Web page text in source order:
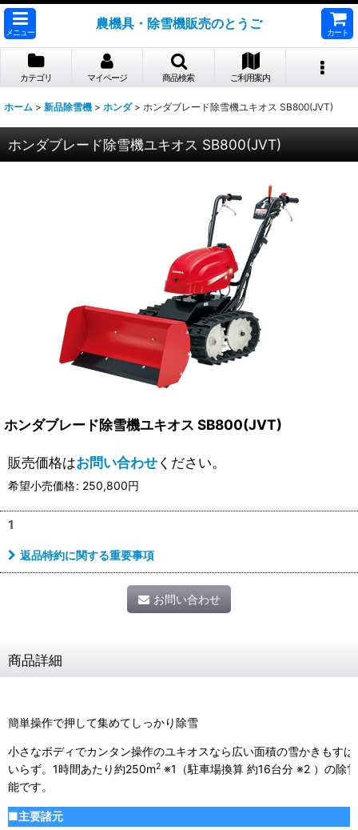
メニュー
農機具・除雪機販売のとうご
カート
カテゴリ マイページ 商品検索 ご利用案内
ホーム > 新品除雪機 > ホンダ > ホンダブレード除雪機ユキオス SB800(JVT)
ホンダブレード除雪機ユキオス SB800(JVT)
ホンダブレード除雪機ユキオス SB800(JVT)
販売価格はお問い合わせください。
希望小売価格: 250,800円
1
返品特約に関する重要事項
お問い合わせ
商品詳細
簡単操作で押して集めてしっかり除雪
小さなボディでカンタン操作のユキオスなら広い面積の雪かきもすば
いらず。1時間あたり約250m2 ※1 （駐車場換算 約16台分 ※2 ）の除
能です。
■主要諸元